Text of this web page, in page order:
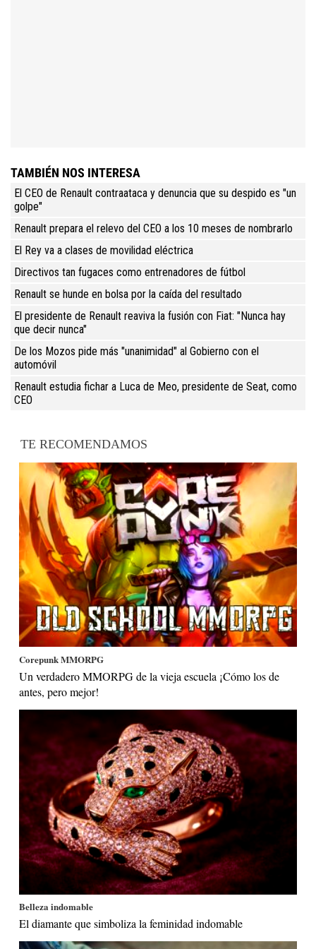
TAMBIÉN NOS INTERESA
El CEO de Renault contraataca y denuncia que su despido es "un
golpe"
Renault prepara el relevo del CEO a los 10 meses de nombrarlo
El Rey va a clases de movilidad eléctrica
Directivos tan fugaces como entrenadores de fútbol
Renault se hunde en bolsa por la caída del resultado
El presidente de Renault reaviva la fusión con Fiat: "Nunca hay
que decir nunca"
De los Mozos pide más "unanimidad" al Gobierno con el
automóvil
Renault estudia fichar a Luca de Meo, presidente de Seat, como
CEO
TE RECOMENDAMOS
Corepunk MMORPG
Un verdadero MMORPG de la vieja escuela ¡Cómo los de
antes, pero mejor!
Belleza indomable
El diamante que simboliza la feminidad indomable